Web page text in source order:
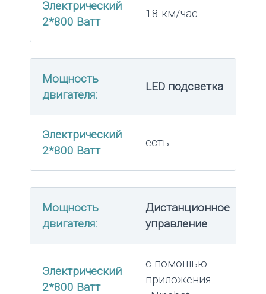
Электрический
2*800 Ватт
18 км/час
Мощность
двигателя:
LED подсветка
Электрический
2*800 Ватт
есть
Мощность
двигателя:
Дистанционное
управление
Электрический
2*800 Ватт
с помощью
приложения